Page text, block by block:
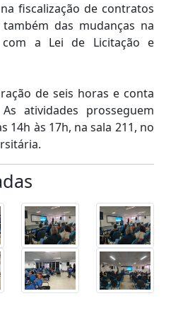
fiscalização de contratos
das mudanças na
com a Lei de Licitação e
de seis horas e conta
atividades prosseguem
14h às 17h, na sala 211, no